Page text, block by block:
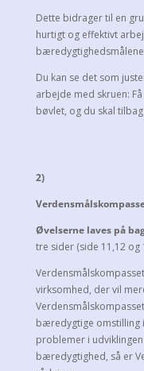
Dette bidrager til en
hurtigt og effektivt
Du kan se det som
arbejde med skruen:
bøvlet, og du skal
2)
Øvelserne laves på
tre sider (side 11,12 og
virksomhed, der vil
bæredygtige omstilling
problemer i
bæredygtighed, så er